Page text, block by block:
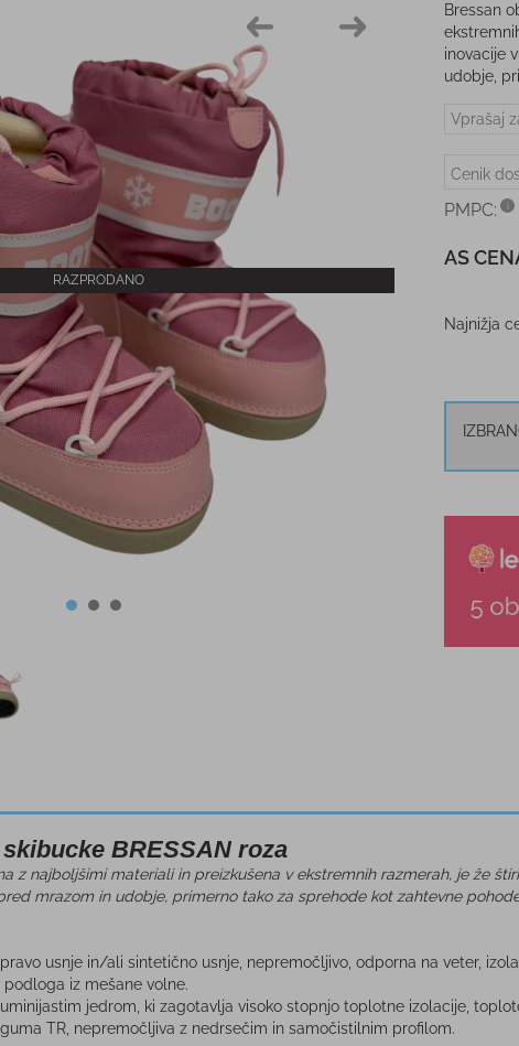
RAZPRODANO
Bressan
inovacije
udobje,
Vprašaj
Cenik
PMPC:
AS
Najnižja
skibucke BRESSAN roza
z najboljšimi materiali in preizkušena v ekstremnih razmerah, je že
mrazom in udobje, primerno tako za sprehode kot zahtevne
usnje in/ali sintetično usnje, nepremočljivo, odporna na veter,
podloga iz mešane volne.
jedrom, ki zagotavlja visoko stopnjo toplotne izolacije,
TR, nepremočljiva z nedrsečim in samočistilnim profilom.